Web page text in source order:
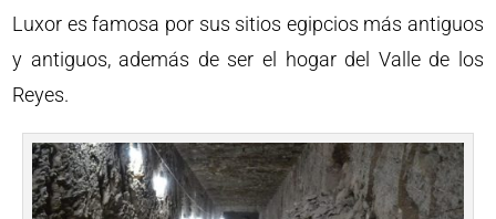
Luxor es famosa por sus sitios egipcios más antiguos
y antiguos, además de ser el hogar del Valle de los
Reyes.